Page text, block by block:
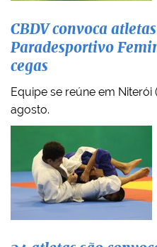
CBDV convoca
Paradesportivo
cegas
Equipe se reúne em Niterói
agosto.